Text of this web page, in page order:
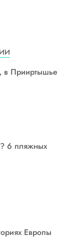
в Прииртышье
6 пляжных
Европы